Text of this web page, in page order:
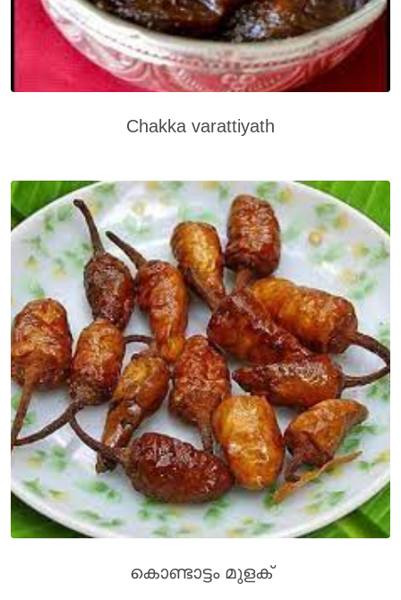
Chakka varattiyath
കൊണ്ടാട്ടം മുളക്